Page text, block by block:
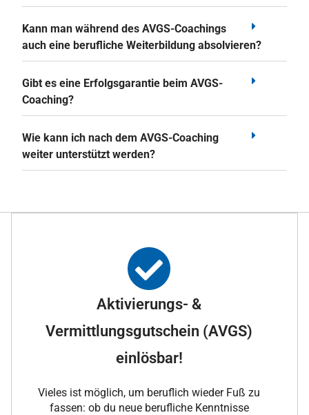
Kann man während des AVGS-Coachings
auch eine berufliche Weiterbildung absolvieren?
Gibt es eine Erfolgsgarantie beim AVGS-
Coaching?
Wie kann ich nach dem AVGS-Coaching
weiter unterstützt werden?
Aktivierungs- &
Vermittlungsgutschein (AVGS)
einlösbar!
Vieles ist möglich, um beruflich wieder Fuß zu
fassen: ob du neue berufliche Kenntnisse